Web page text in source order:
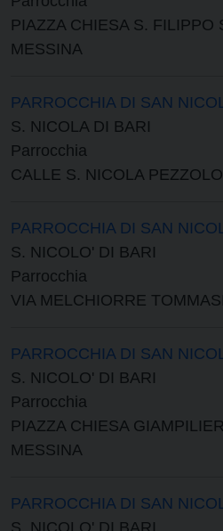
PIAZZA CHIESA S. FILIPPO
MESSINA
PARROCCHIA DI SAN
S. NICOLA DI BARI
Parrocchia
CALLE S. NICOLA
PARROCCHIA DI SAN
S. NICOLO' DI BARI
Parrocchia
VIA MELCHIORRE
PARROCCHIA DI SAN
S. NICOLO' DI BARI
Parrocchia
PIAZZA CHIESA
MESSINA
PARROCCHIA DI SAN